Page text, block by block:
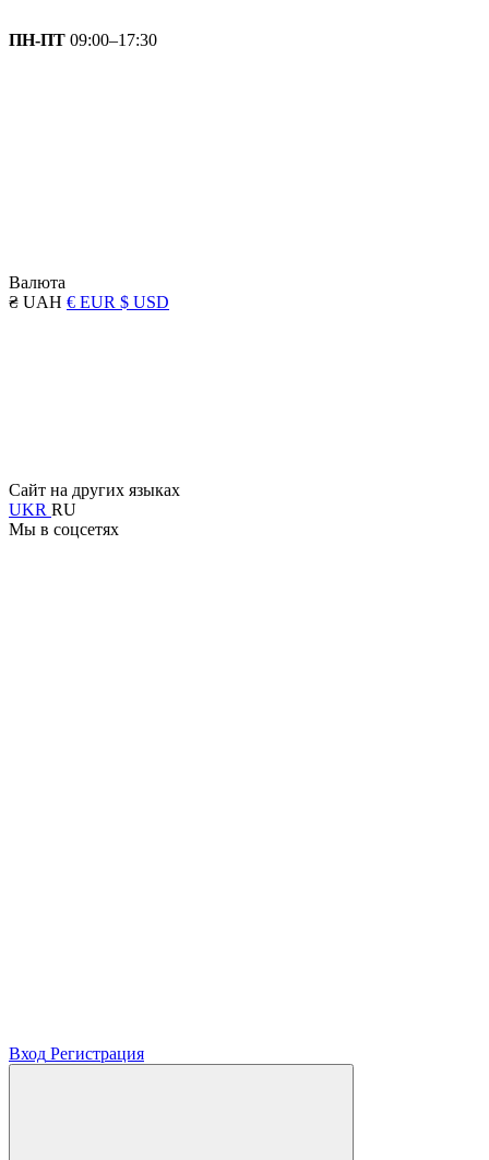
ПН-ПТ 09:00–17:30
Валюта
₴ UAH € EUR $ USD
Сайт на других языках
UKR RU
Мы в соцсетях
Вход Регистрация